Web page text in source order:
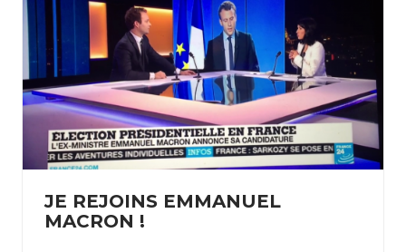
JE REJOINS EMMANUEL
MACRON !